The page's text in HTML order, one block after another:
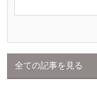
記事検索